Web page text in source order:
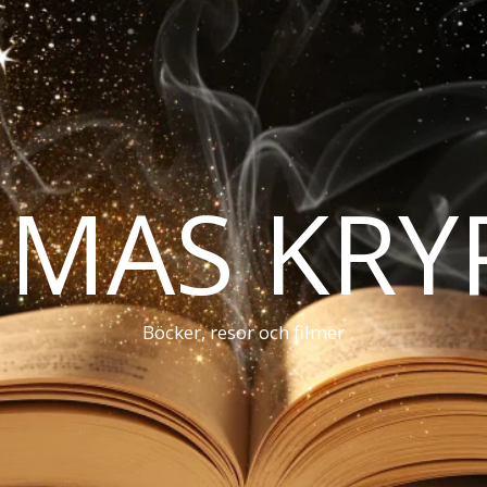
Böcker, resor och filmer